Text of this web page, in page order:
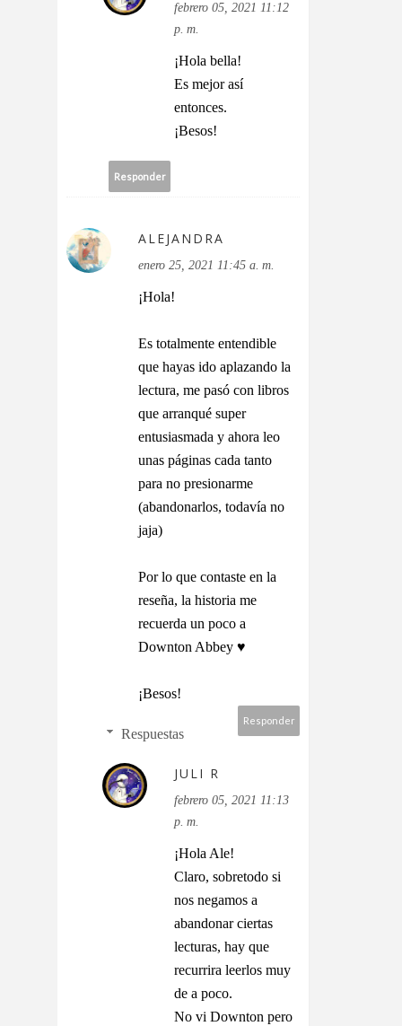
febrero 05, 2021 11:12
p. m.
¡Hola bella!
Es mejor así
entonces.
¡Besos!
Responder
ALEJANDRA
enero 25, 2021 11:45 a. m.
¡Hola!
Es totalmente entendible
que hayas ido aplazando la
lectura, me pasó con libros
que arranqué super
entusiasmada y ahora leo
unas páginas cada tanto
para no presionarme
(abandonarlos, todavía no
jaja)
Por lo que contaste en la
reseña, la historia me
recuerda un poco a
Downton Abbey ♥️
¡Besos!
Responder
Respuestas
JULI R
febrero 05, 2021 11:13
p. m.
¡Hola Ale!
Claro, sobretodo si
nos negamos a
abandonar ciertas
lecturas, hay que
recurrira leerlos muy
de a poco.
No vi Downton pero